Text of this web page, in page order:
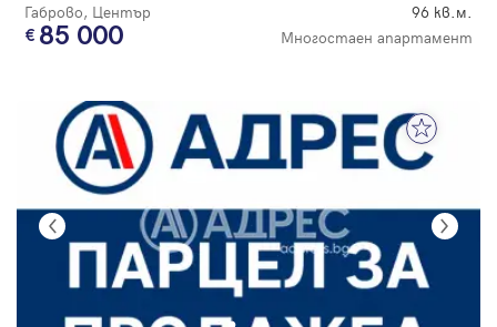
Габрово, Център 96 кв.м.
85 000 Многостаен апартамент